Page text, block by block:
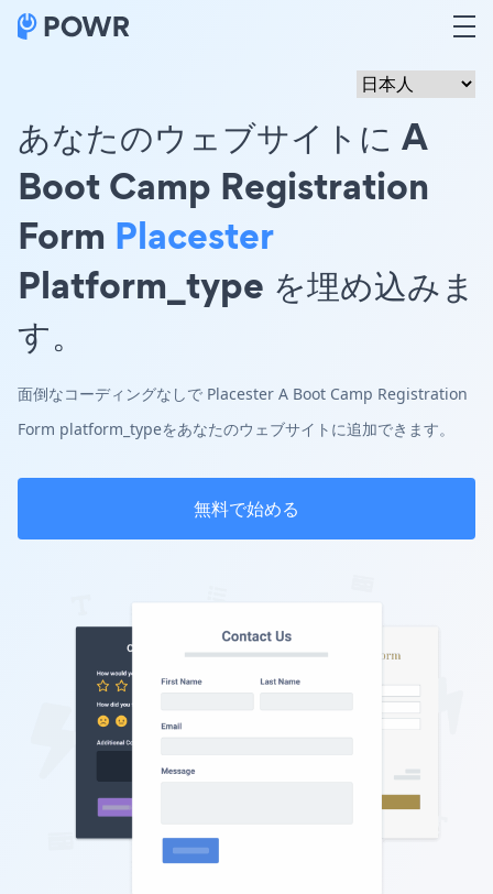
あなたのウェブサイトに A
Boot Camp Registration
Form Placester
Platform_type を埋め込みま
す。
面倒なコーディングなしで Placester A Boot Camp Registration
Form platform_typeをあなたのウェブサイトに追加できます。
無料で始める